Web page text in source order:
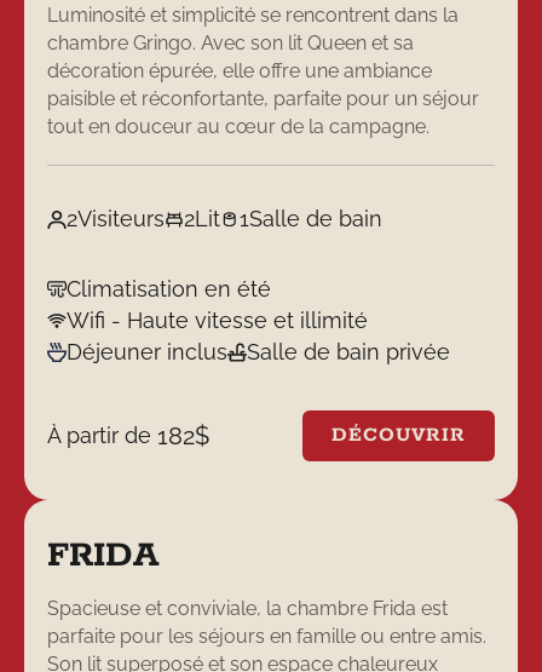
Luminosité et simplicité se rencontrent dans la
chambre Gringo. Avec son lit Queen et sa
décoration épurée, elle offre une ambiance
paisible et réconfortante, parfaite pour un séjour
tout en douceur au cœur de la campagne.
2Visiteurs 2Lit 1Salle de bain
Climatisation en été
Wifi - Haute vitesse et illimité
Déjeuner inclus
Salle de bain privée
À partir de 182$ DÉCOUVRIR
FRIDA
Spacieuse et conviviale, la chambre Frida est
parfaite pour les séjours en famille ou entre amis.
Son lit superposé et son espace chaleureux